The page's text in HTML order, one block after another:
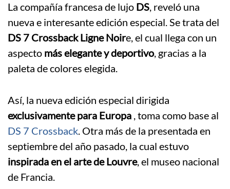
La compañía francesa de lujo DS, reveló una
nueva e interesante edición especial. Se trata del
DS 7 Crossback Ligne Noire, el cual llega con un
aspecto más elegante y deportivo, gracias a la
paleta de colores elegida.
Así, la nueva edición especial dirigida
exclusivamente para Europa , toma como base al
DS 7 Crossback. Otra más de la presentada en
septiembre del año pasado, la cual estuvo
inspirada en el arte de Louvre, el museo nacional
de Francia.